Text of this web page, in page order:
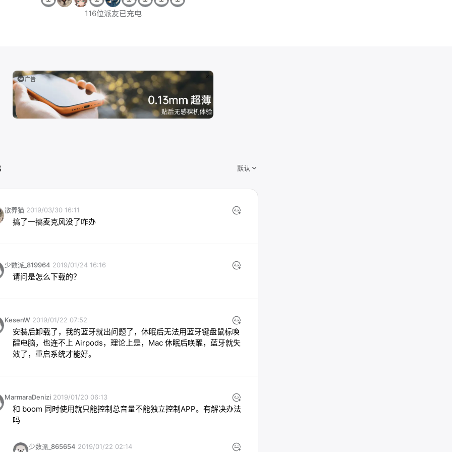
116位派友已充电
广告
散养猫 2019/03/30 16:11
搞了一搞麦克风没了咋办
少数派_819964 2019/01/24 16:16
请问是怎么下载的？
KesenW 2019/01/22 07:52
安装后卸载了，我的蓝牙就出问题了，休眠后无法用蓝牙键盘鼠标唤
醒电脑，也连不上 Airpods，理论上是，Mac 休眠后唤醒，蓝牙就失
效了，重启系统才能好。
MarmaraDenizi 2019/01/20 06:13
和 boom 同时使用就只能控制总音量不能独立控制APP。有解决办法
吗
少数派_865654 2019/01/22 02:14